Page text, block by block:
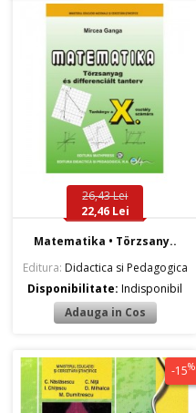
26,43 Lei
22,46 Lei
Matematika • Törzsany..
Editura: Didactica si Pedagogica
Disponibilitate:Indisponibil
-15%